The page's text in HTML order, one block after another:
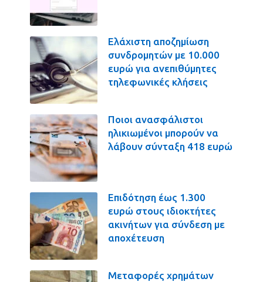
Ελάχιστη αποζημίωση
συνδρομητών με 10.000
ευρώ για ανεπιθύμητες
τηλεφωνικές κλήσεις
Ποιοι ανασφάλιστοι
ηλικιωμένοι μπορούν να
λάβουν σύνταξη 418 ευρώ
Επιδότηση έως 1.300
ευρώ στους ιδιοκτήτες
ακινήτων για σύνδεση με
αποχέτευση
Μεταφορές χρημάτων